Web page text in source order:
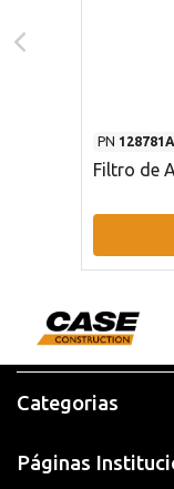
PN
Filtro de
Categorias
Páginas